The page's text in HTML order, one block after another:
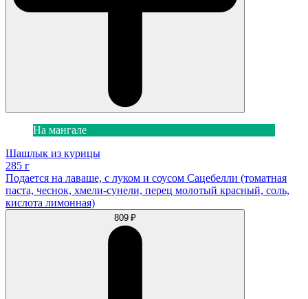
На мангале
Шашлык из курицы
285 г
Подается на лаваше, с луком и соусом Сацебелли (томатная
паста, чеснок, хмели-сунели, перец молотый красный, соль,
кислота лимонная)
809 ₽